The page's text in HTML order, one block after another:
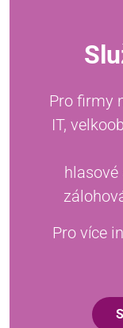
Pro firmy
IT,
hlasové
Pro více